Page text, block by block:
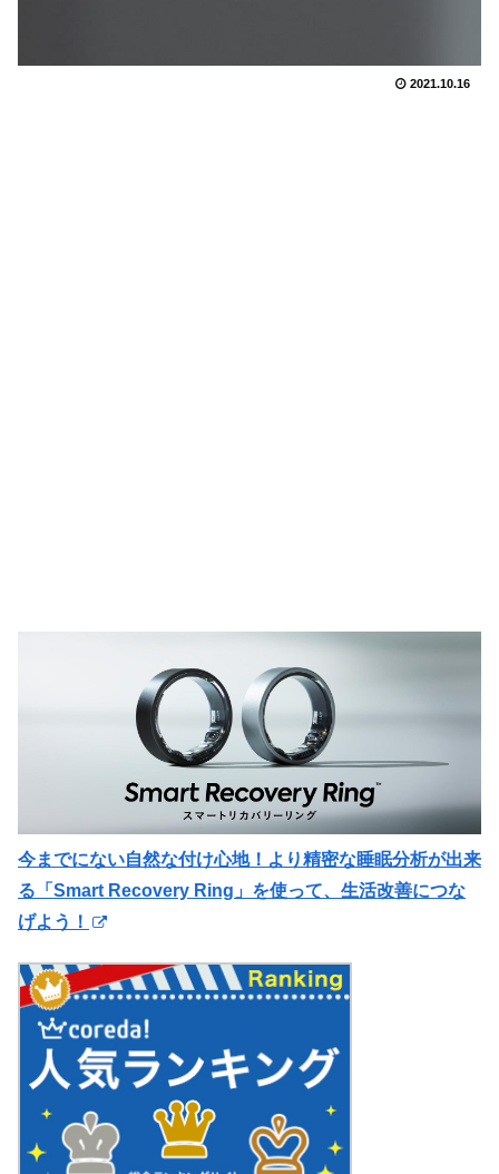
2021.10.16
今までにない自然な付け心地！より精密な睡眠分析が出来
る「Smart Recovery Ring」を使って、生活改善につな
げよう！